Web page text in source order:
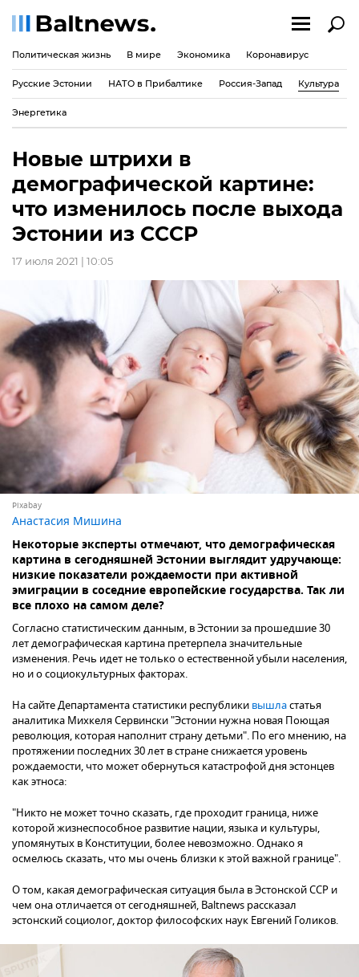
Политическая жизнь В мире Экономика Коронавирус
Русские Эстонии НАТО в Прибалтике Россия-Запад Культура
Энергетика
Новые штрихи в
демографической картине:
что изменилось после выхода
Эстонии из СССР
17 июля 2021 | 10:05
Pixabay
Анастасия Мишина
Некоторые эксперты отмечают, что демографическая
картина в сегодняшней Эстонии выглядит удручающе:
низкие показатели рождаемости при активной
эмиграции в соседние европейские государства. Так ли
все плохо на самом деле?
Согласно статистическим данным, в Эстонии за прошедшие 30
лет демографическая картина претерпела значительные
изменения. Речь идет не только о естественной убыли населения,
но и о социокультурных факторах.
На сайте Департамента статистики республики вышластатья
аналитика Михкеля Сервински "Эстонии нужна новая Поющая
революция, которая наполнит страну детьми". По его мнению, на
протяжении последних 30 лет в стране снижается уровень
рождаемости, что может обернуться катастрофой дня эстонцев
как этноса:
"Никто не может точно сказать, где проходит граница, ниже
которой жизнеспособное развитие нации, языка и культуры,
упомянутых в Конституции, более невозможно. Однако я
осмелюсь сказать, что мы очень близки к этой важной границе".
О том, какая демографическая ситуация была в Эстонской ССР и
чем она отличается от сегодняшней, Baltnews рассказал
эстонский социолог, доктор философских наук Евгений Голиков.